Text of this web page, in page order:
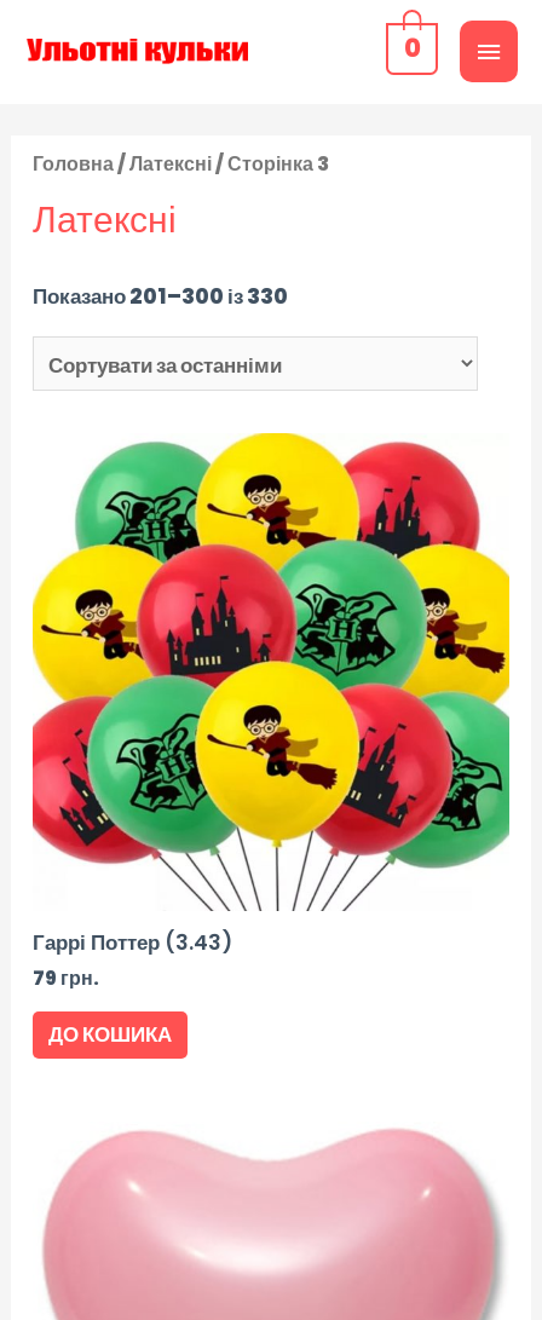
0
Головна/Латексні/ Сторінка 3
Латексні
Показано 201–300 із 330
Гаррі Поттер (3.43)
79 грн.
ДО КОШИКА